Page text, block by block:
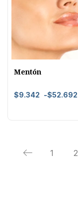
Mentón
$9.342 -$52.692
1 2